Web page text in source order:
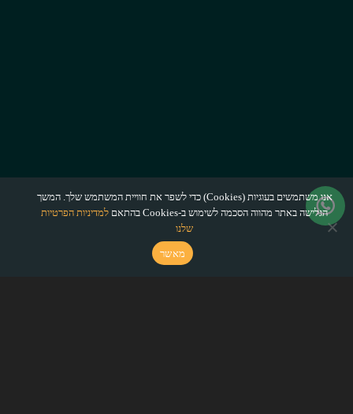
אנו משתמשים בעוגיות (Cookies) כדי לשפר את חוויית המשתמש שלך. המשך
הגלישה באתר מהווה הסכמה לשימוש ב-Cookies בהתאם
למדיניות הפרטיות
שלנו
מאשר